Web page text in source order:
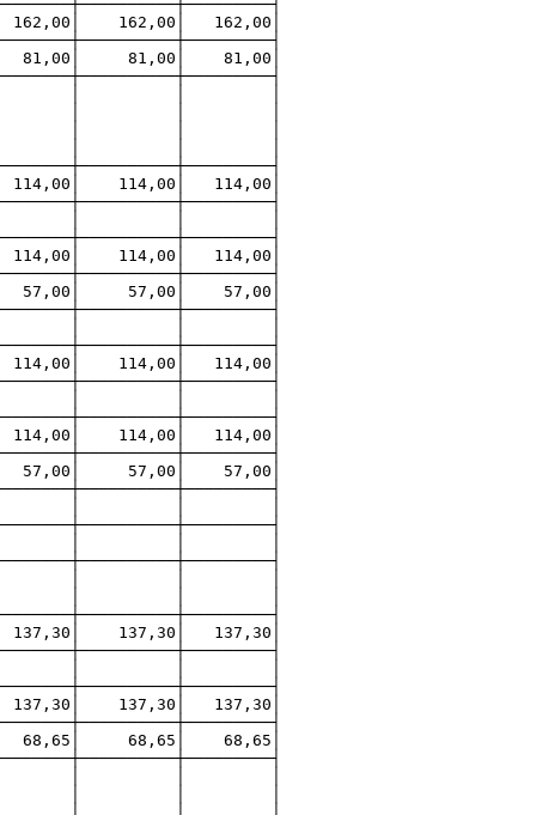
162,00│ 162,00│
81,00│ 81,00│
│ │ │ │ │ │
│ │ │ │ │ │
│ │ │ │ │ │
│ │ │ │
114,00│ 114,00│
│ │ │ │ │ │
114,00│ 114,00│
57,00│ 57,00│
│ │ │ │ │
114,00│ 114,00│
│ │ │ │ │ │
114,00│ 114,00│
57,00│ 57,00│
без НДС) │ │ │ │
│ │ │ │ │ │
│ │ │ │ │ │
│ │ │ │ │ │
137,30│ 137,30│
│ │ │ │ │ │
137,30│ 137,30│
68,65│ 68,65│
│ │ │ │ │ │
│ │ │ │ │ │